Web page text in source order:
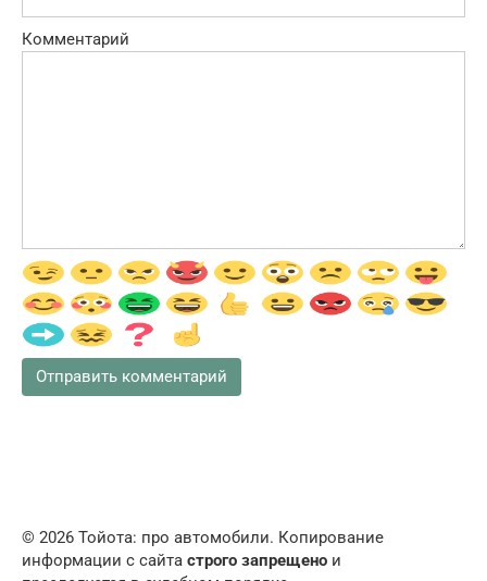
Комментарий
© 2026 Тойота: про автомобили. Копирование
информации с сайта строго запрещено и